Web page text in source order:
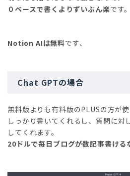
０ベースで書くよりずいぶん楽です。
Notion AIは無料です、
Chat GPTの場合
無料版よりも有料版のPLUSの方が使
しっかり書いてくれるし、質問に対
してくれます。
20ドルで毎日ブログが数記事書ける